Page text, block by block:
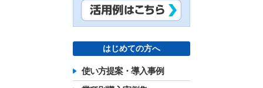
はじめての方へ
使い方提案・導入事例